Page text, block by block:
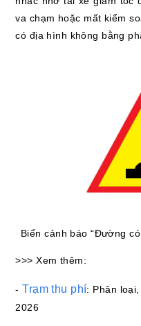
va chạm hoặc mất kiểm
có địa hình không bằng
Biển cảnh báo “Đường
>>> Xem thêm:
-Trạm thu phí: Phân
2026